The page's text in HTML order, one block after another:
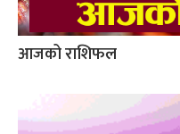
आजको राशिफल